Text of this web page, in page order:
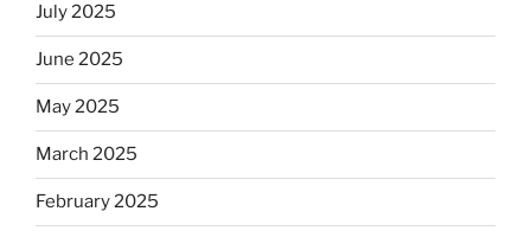
July 2025
June 2025
May 2025
March 2025
February 2025